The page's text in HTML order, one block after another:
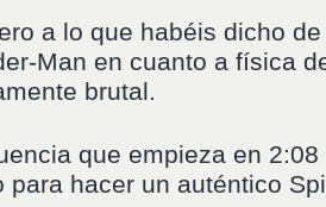
a lo que habéis dicho
Man en cuanto a física
brutal.
que empieza en
para hacer un auténtico